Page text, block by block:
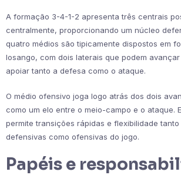
A formação 3-4-1-2 apresenta três centrais
centralmente, proporcionando um núcleo
quatro médios são tipicamente dispostos em
losango, com dois laterais que podem
apoiar tanto a defesa como o ataque.
O médio ofensivo joga logo atrás dos dois
como um elo entre o meio-campo e o ataque.
permite transições rápidas e flexibilidade
defensivas como ofensivas do jogo.
Papéis e